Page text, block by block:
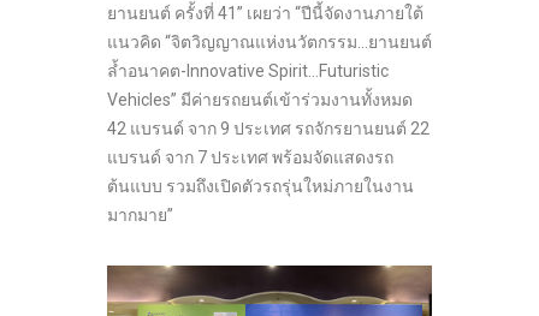
ยานยนต์ ครั้งที่ 41” เผยว่า “ปีนี้จัดงานภายใต้
แนวคิด “จิตวิญญาณแห่งนวัตกรรม…ยานยนต์
ล้ำอนาคต-Innovative Spirit…Futuristic
Vehicles” มีค่ายรถยนต์เข้าร่วมงานทั้งหมด
42 แบรนด์ จาก 9 ประเทศ รถจักรยานยนต์ 22
แบรนด์ จาก 7 ประเทศ พร้อมจัดแสดงรถ
ต้นแบบ รวมถึงเปิดตัวรถรุ่นใหม่ภายในงาน
มากมาย”